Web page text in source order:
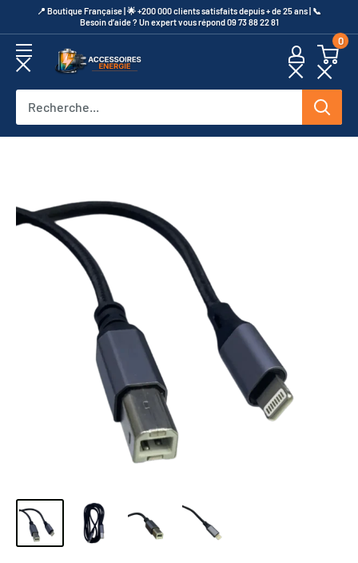
au
contenu
​📍​ Boutique Française | 🌟 +200 000 clients satisfaits depuis + de 25 ans | 📞​
Besoin d’aide ? Un expert vous répond 09 73 88 22 81
Accessoires
0